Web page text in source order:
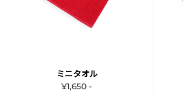
ミニタオル
¥1,650 -